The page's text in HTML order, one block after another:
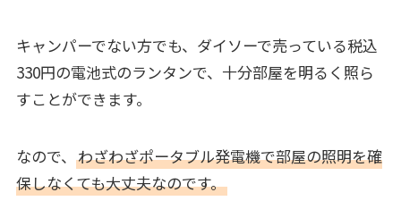
キャンパーでない方でも、ダイソーで売っている税込
330円の電池式のランタンで、十分部屋を明るく照ら
すことができます。
なので、 わざわざポータブル発電機で部屋の照明を確
保しなくても大丈夫なのです。